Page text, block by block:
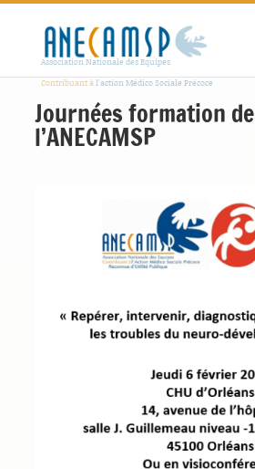
Association Nationale des Equipes
Contribuant àl'action Médico Sociale Précoce
Journées formation de
l’ANECAMSP